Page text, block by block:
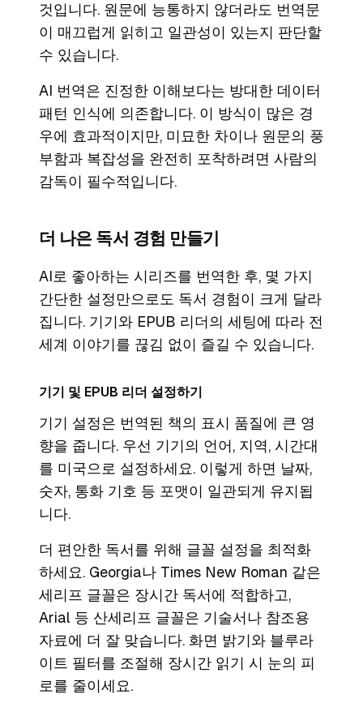
것입니다. 원문에 능통하지 않더라도 번역문
이 매끄럽게 읽히고 일관성이 있는지 판단할
수 있습니다.
AI 번역은 진정한 이해보다는 방대한 데이터
패턴 인식에 의존합니다. 이 방식이 많은 경
우에 효과적이지만, 미묘한 차이나 원문의 풍
부함과 복잡성을 완전히 포착하려면 사람의
감독이 필수적입니다.
더 나은 독서 경험 만들기
AI로 좋아하는 시리즈를 번역한 후, 몇 가지
간단한 설정만으로도 독서 경험이 크게 달라
집니다. 기기와 EPUB 리더의 세팅에 따라 전
세계 이야기를 끊김 없이 즐길 수 있습니다.
기기 및 EPUB 리더 설정하기
기기 설정은 번역된 책의 표시 품질에 큰 영
향을 줍니다. 우선 기기의 언어, 지역, 시간대
를 미국으로 설정하세요. 이렇게 하면 날짜,
숫자, 통화 기호 등 포맷이 일관되게 유지됩
니다.
더 편안한 독서를 위해 글꼴 설정을 최적화
하세요. Georgia나 Times New Roman 같은
세리프 글꼴은 장시간 독서에 적합하고,
Arial 등 산세리프 글꼴은 기술서나 참조용
자료에 더 잘 맞습니다. 화면 밝기와 블루라
이트 필터를 조절해 장시간 읽기 시 눈의 피
로를 줄이세요.